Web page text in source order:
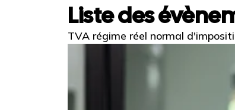
Liste des
TVA régime réel normal